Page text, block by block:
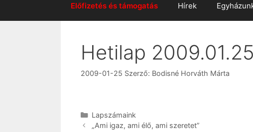
Előfizetés és támogatás Hírek
Hetilap
2009-01-25 Szerző: Bodisné Horváth Márta
Kategória
Lapszámaink
„Ami igaz, ami élő, ami szeretet”